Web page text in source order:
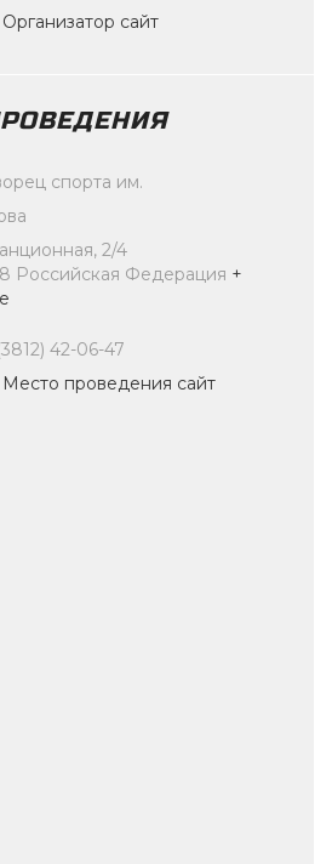
сайт
спорта им.
2/4
Российская Федерация +
42-06-47
проведения сайт